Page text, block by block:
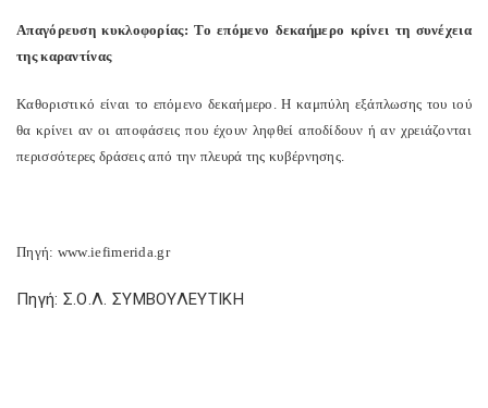
Απαγόρευση κυκλοφορίας: Το επόμενο δεκαήμερο κρίνει τη συνέχεια
της καραντίνας
Καθοριστικό είναι το επόμενο δεκαήμερο. Η καμπύλη εξάπλωσης του ιού
θα κρίνει αν οι αποφάσεις που έχουν ληφθεί αποδίδουν ή αν χρειάζονται
περισσότερες δράσεις από την πλευρά της κυβέρνησης.
Πηγή: www.iefimerida.gr
Πηγή: Σ.Ο.Λ. ΣΥΜΒΟΥΛΕΥΤΙΚΗ